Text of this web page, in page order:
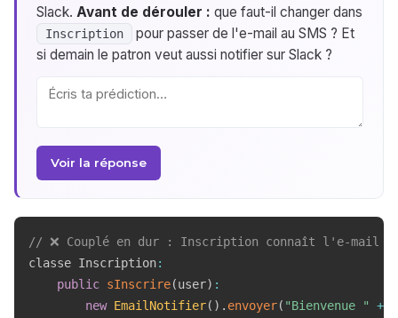
Slack. Avant de dérouler : que faut-il changer dans
Inscription
pour passer de l'e-mail au SMS ? Et
si demain le patron veut aussi notifier sur Slack ?
Voir la réponse
// ❌ Couplé en dur : Inscription connaît l'e-mail
classe Inscription:
public sInscrire(user) :
new EmailNotifier( ) . envoyer( "Bienvenue " +